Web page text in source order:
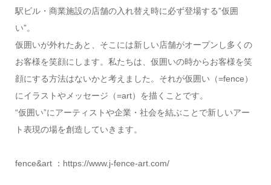
駅ビル・商業施設の店舗の入れ替え時に必ず登場する”仮囲
い”。
仮囲いが外れたあと、そこには新しい店舗がオープンし多くの
お客様を笑顔にします。私たちは、仮囲いの時からお客様を笑
顔にする方法はないかと考えました。それが仮囲い（=fence）
にイラストやメッセージ（=art）を描くことです。
“仮囲い”にアーティストや企業・社会を結ぶことで新しいアー
ト表現の場を創造していきます。
fence&art ：https://www.j-fence-art.com/